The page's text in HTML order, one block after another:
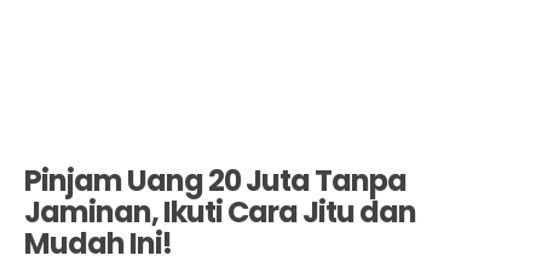
Pinjam Uang 20 Juta Tanpa
Jaminan, Ikuti Cara Jitu dan
Mudah Ini!